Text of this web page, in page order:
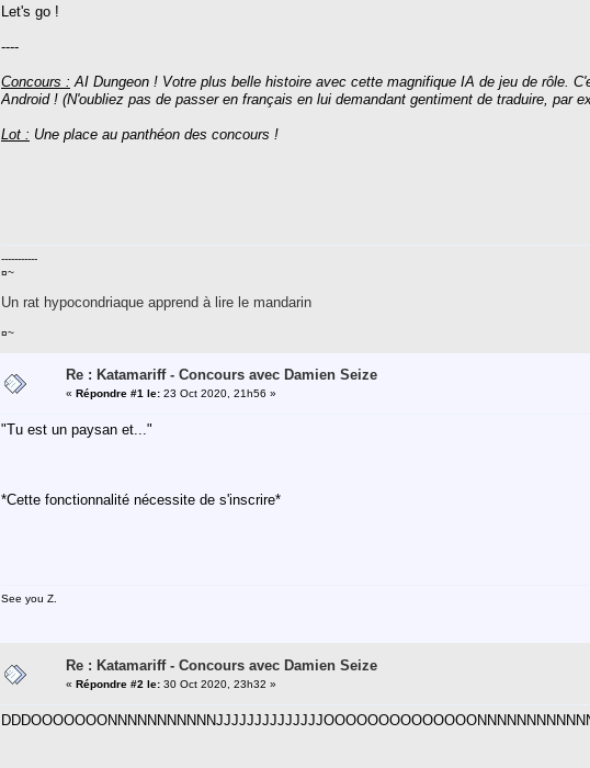
Let's go !
----
Concours : AI Dungeon ! Votre plus belle histoire avec cette magnifique IA de jeu de rôle.
Android ! (N'oubliez pas de passer en français en lui demandant gentiment de traduire, par
Lot : Une place au panthéon des concours !
-----------
¤~
Un rat hypocondriaque apprend à lire le mandarin
¤~
Re : Katamariff - Concours avec Damien Seize
« Répondre #1 le: 23 Oct 2020, 21h56 »
"Tu est un paysan et..."
*Cette fonctionnalité nécessite de s'inscrire*
See you Z.
Re : Katamariff - Concours avec Damien Seize
« Répondre #2 le: 30 Oct 2020, 23h32 »